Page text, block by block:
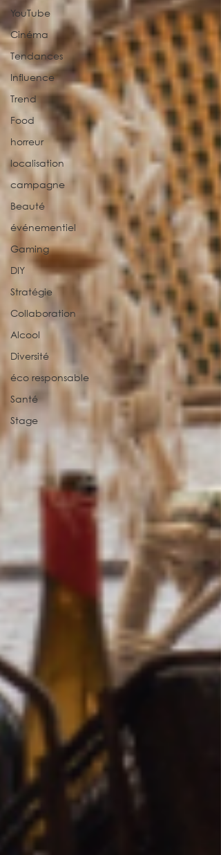
YouTube
Cinéma
Tendances
Influence
Trend
Food
horreur
localisation
campagne
Beauté
événementiel
Gaming
DIY
Stratégie
Collaboration
Alcool
Diversité
éco responsable
Santé
Stage